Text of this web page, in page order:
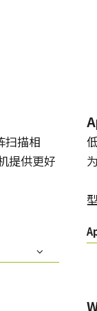
系列
镜彩色/ RGB/NIR和
线扫描相机结合了精度
系列
波红外（SWIR）成像
线扫描相机和面扫描相
彩色
化的彩色单传感器逐行面
选择，同时配备CMOS传
Sony Pregius 传感器。
感器单色
多种类的单色单传感器逐
可供选择，同时配备
新的Sony Pregius 传感器
种紫外敏感逐行面阵扫描
的多光谱棱镜相机通过单
扫描相
提供更好